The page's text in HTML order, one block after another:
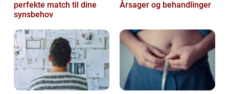
perfekte match til dine
synsbehov
Årsager og behandlinger